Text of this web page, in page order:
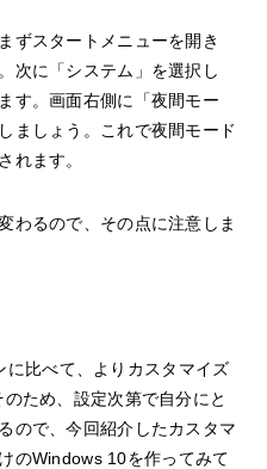
ずスタートメニューを開き
次に「システム」を選択し
す。画面右側に「夜間モー
ましょう。これで夜間モード
れます。
わるので、その点に注意しま
比べて、よりカスタマイズ
ため、設定次第で自分にと
ので、今回紹介したカスタマ
のWindows 10を作ってみて